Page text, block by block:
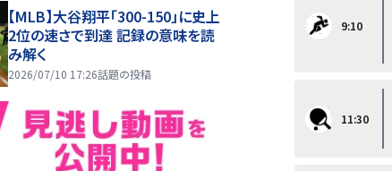
【MLB】大谷翔平「300-150」に史上
2位の速さで到達 記録の意味を読
み解く
2026/07/10 17:26話題の投稿
9:10
11:30